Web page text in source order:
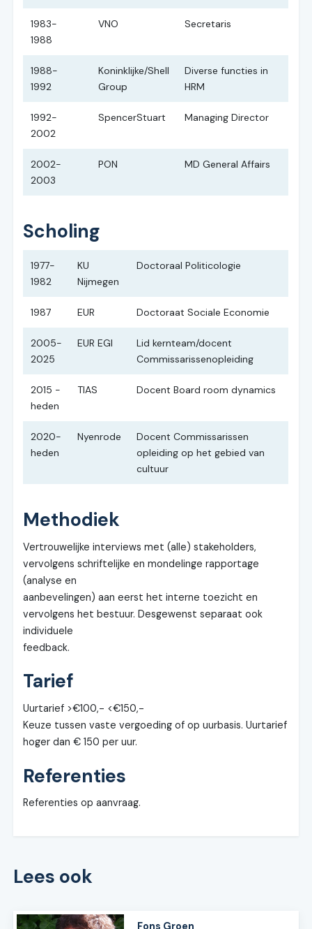
1983-
1988
VNO Secretaris
1988-
1992
Koninklijke/Shell
Group
Diverse functies in
HRM
1992-
2002
SpencerStuart Managing Director
2002-
2003
PON MD General Affairs
Scholing
1977-
1982
KU
Nijmegen
Doctoraal Politicologie
1987 EUR Doctoraat Sociale Economie
2005-
2025
EUR EGI
Lid kernteam/docent
Commissarissenopleiding
2015 -
heden
TIAS Docent Board room dynamics
2020-
heden
Nyenrode
Docent Commissarissen
opleiding op het gebied van
cultuur
Methodiek
Vertrouwelijke interviews met (alle) stakeholders,
vervolgens schriftelijke en mondelinge rapportage
(analyse en
aanbevelingen) aan eerst het interne toezicht en
vervolgens het bestuur. Desgewenst separaat ook
individuele
feedback.
Tarief
Uurtarief >€100,- <€150,-
Keuze tussen vaste vergoeding of op uurbasis. Uurtarief
hoger dan € 150 per uur.
Referenties
Referenties op aanvraag.
Lees ook
Fons Groen